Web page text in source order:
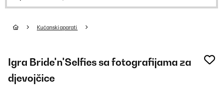
Kućanski aparati
Igra Bride'n'Selfies sa fotografijama za
djevojčice